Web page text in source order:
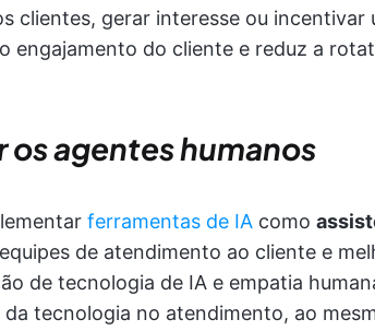
clientes, gerar interesse ou incentivar
engajamento do cliente e reduz a
os agentes humanos
ferramentas de IA como
de atendimento ao cliente e
de tecnologia de IA e empatia
da tecnologia no atendimento, ao